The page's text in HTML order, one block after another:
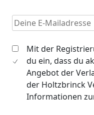
DSGVO-Checkbox
Mit der
du ein, dass du
Angebot der
der Holtzbrinck
Informationen